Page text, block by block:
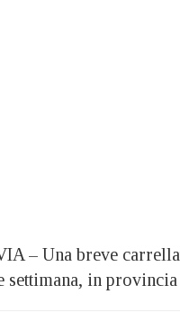
– Una breve
settimana, in